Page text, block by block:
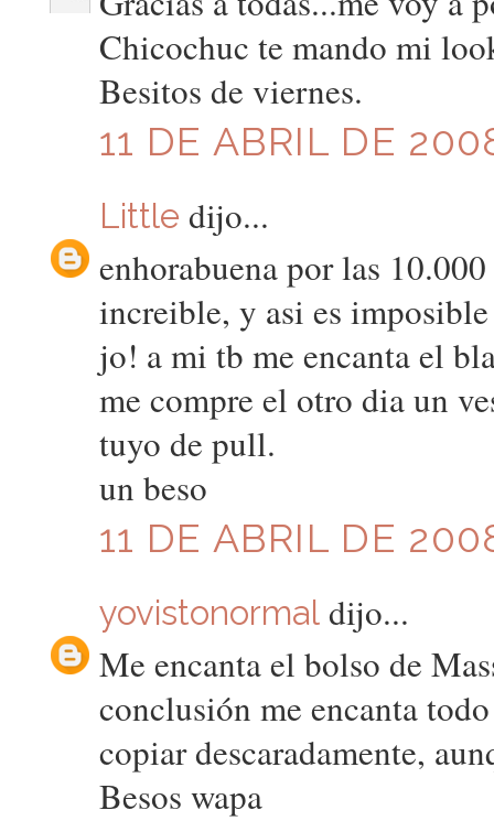
Chicochuc te mando mi
Besitos de viernes.
11 DE ABRIL DE
Little dijo...
enhorabuena por las
increible, y asi es
jo! a mi tb me encanta el
me compre el otro dia un
tuyo de pull.
un beso
11 DE ABRIL DE
yovistonormaldijo...
Me encanta el bolso de
conclusión me encanta
copiar descaradamente,
Besos wapa